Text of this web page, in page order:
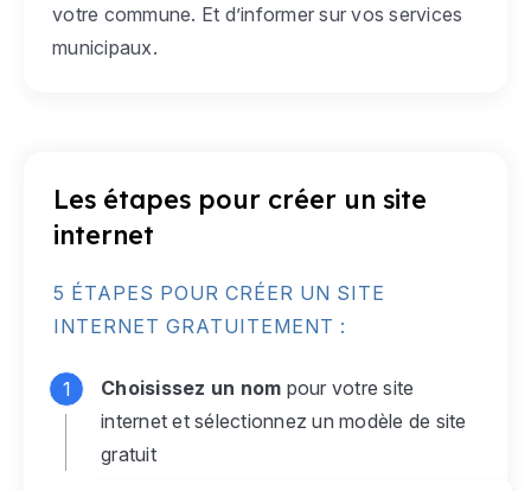
votre commune. Et d’informer sur vos services
municipaux.
Les étapes pour créer un site
internet
5 ÉTAPES POUR CRÉER UN SITE
INTERNET GRATUITEMENT :
Choisissez un nom pour votre site
internet et sélectionnez un modèle de site
gratuit